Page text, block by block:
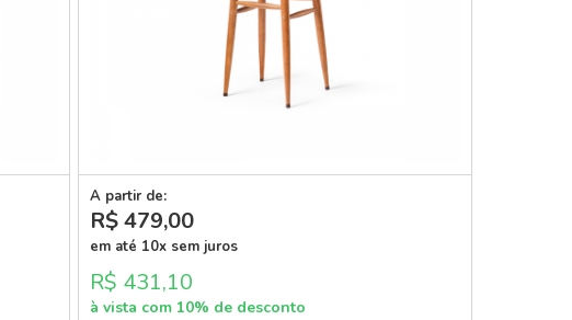
A partir de:
R$ 479,00
em até 10x sem juros
R$ 431,10
à vista com 10% de desconto